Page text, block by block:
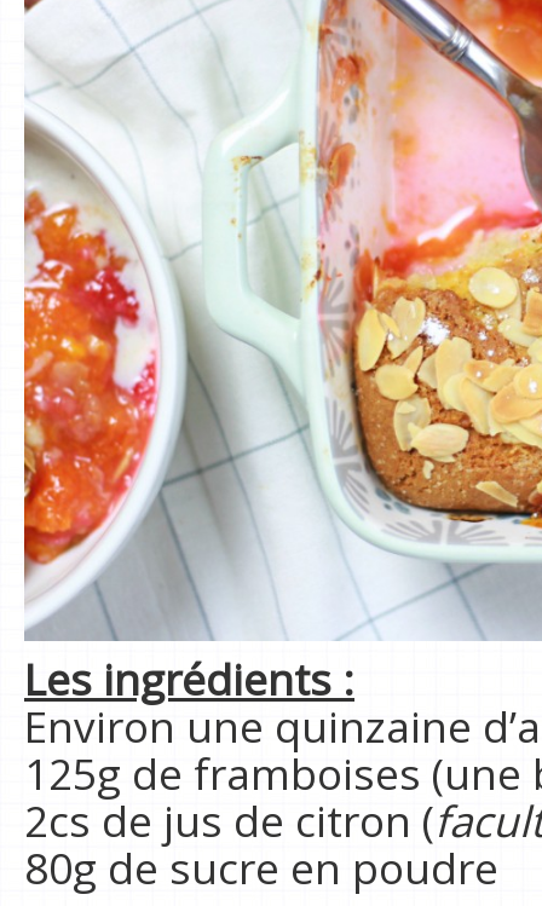
Les ingrédients :
Environ une quinzaine
125g de framboises
2cs de jus de citron (
80g de sucre en poudre